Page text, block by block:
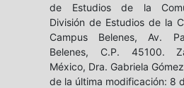
de Estudios de la
División de Estudios de la
Campus Belenes, Av.
Belenes, C.P. 45100.
México, Dra. Gabriela
de la última modificación: 8